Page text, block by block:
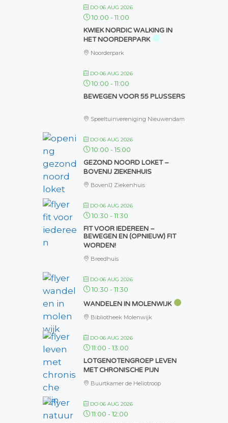
DO 06 AUG 2026
10:00 -11:00
KWIEK NORDIC WALKING IN
HET NOORDERPARK
Noorderpark
DO 06 AUG 2026
10:00 -11:00
BEWEGEN VOOR 55 PLUSSERS
Speeltuinvereniging Nieuwendam
DO 06 AUG 2026
10:00 -15:00
GEZOND NOORD LOKET –
BOVENIJ ZIEKENHUIS
BovenIJ Ziekenhuis
DO 06 AUG 2026
10:30 -11:30
FIT VOOR IEDEREEN –
BEWEGEN EN (OPNIEUW) FIT
WORDEN!
Breedhuis
DO 06 AUG 2026
10:30 -11:30
WANDELEN IN MOLENWIJK
Bibliotheek Molenwijk
DO 06 AUG 2026
11:00 -13:00
LOTGENOTENGROEP LEVEN
MET CHRONISCHE PIJN
Buurtkamer de Heliotroop
DO 06 AUG 2026
11:00 -12:00